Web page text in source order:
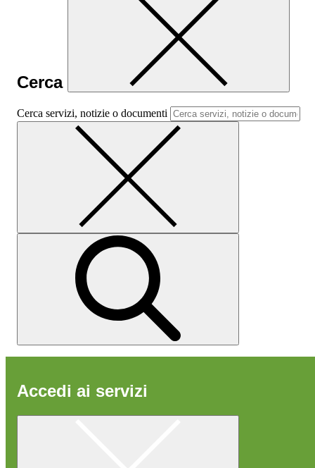
Cerca
Cerca servizi, notizie o documenti
Accedi ai servizi